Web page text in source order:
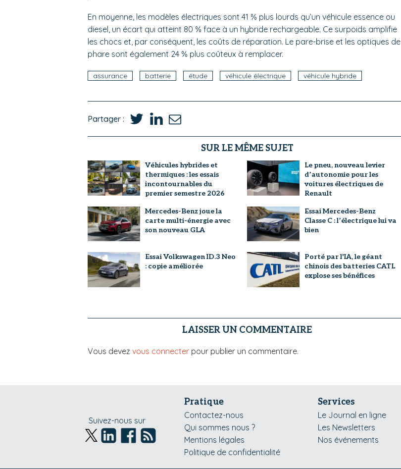
En moyenne, les modèles électriques sont 41 % plus lourds qu’un véhicule essence ou
diesel, un écart qui atteint 80 % face à un hybride rechargeable. Ce surpoids amplifie
les chocs et, par conséquent, les coûts de réparation. Le pare-brise et les optiques de
phare sont également 24 % plus coûteux à remplacer.
assurance batterie étude véhicule électrique véhicule hybride
Partager :
SUR LE MÊME SUJET
Véhicules hybrides et
thermiques : les essais
incontournables du
premier semestre 2026
Le pneu, nouveau levier
d’autonomie pour les
voitures électriques de
Renault
Mercedes-Benz joue la
carte multi-énergie avec
son nouveau GLA
Essai Mercedes-Benz
Classe C : l’électrique lui va
bien
Essai Volkswagen ID.3 Neo
: copie améliorée
Porté par l'IA, le géant
chinois des batteries CATL
explose ses bénéfices
LAISSER UN COMMENTAIRE
Vous devez vous connecter pour publier un commentaire.
Suivez-nous sur
Pratique
Contactez-nous
Qui sommes nous ?
Mentions légales
Politique de confidentialité
Services
Le Journal en ligne
Les Newsletters
Nos événements